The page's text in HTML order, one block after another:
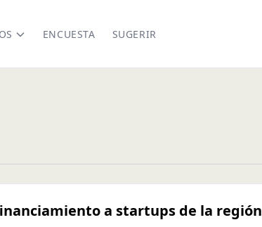
ENCUESTA SUGERIR
a startups de la región